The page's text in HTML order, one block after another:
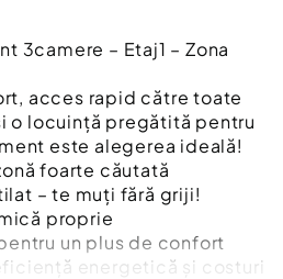
3camere – Etaj1 – Zona
acces rapid către toate
o locuință pregătită pentru
este alegerea ideală!
foarte căutată
– te muți fără griji!
proprie
un plus de confort
energetică și costuri